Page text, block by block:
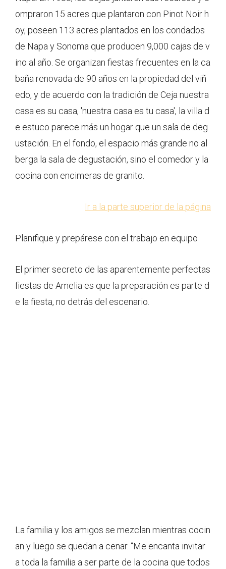
ompraron 15 acres que plantaron con Pinot Noir h
oy, poseen 113 acres plantados en los condados
de Napa y Sonoma que producen 9,000 cajas de v
ino al año. Se organizan fiestas frecuentes en la ca
baña renovada de 90 años en la propiedad del viñ
edo, y de acuerdo con la tradición de Ceja nuestra
casa es su casa, 'nuestra casa es tu casa', la villa d
e estuco parece más un hogar que un sala de deg
ustación. En el fondo, el espacio más grande no al
berga la sala de degustación, sino el comedor y la
cocina con encimeras de granito.
Ir a la parte superior de la página
Planifique y prepárese con el trabajo en equipo
El primer secreto de las aparentemente perfectas
fiestas de Amelia es que la preparación es parte d
e la fiesta, no detrás del escenario.
La familia y los amigos se mezclan mientras cocin
an y luego se quedan a cenar. “Me encanta invitar
a toda la familia a ser parte de la cocina que todos